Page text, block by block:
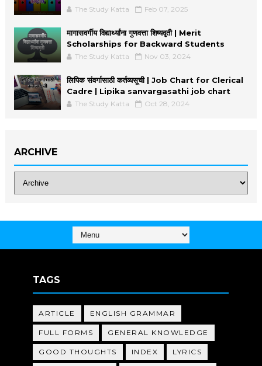
The Study Katta Feb 07, 2025
मागासवर्गीय विद्यार्थ्यांना गुणवत्ता शिष्यवृती | Merit
Scholarships for Backward Students
The Study Katta Nov 03, 2024
लिपिक संवर्गासाठी कर्तव्यसूची | Job Chart for Clerical
Cadre | Lipika sanvargasathi job chart
The Study Katta Oct 28, 2024
ARCHIVE
TAGS
ARTICLE ENGLISH GRAMMAR
FULL FORMS GENERAL KNOWLEDGE
GOOD THOUGHTS INDEX LYRICS